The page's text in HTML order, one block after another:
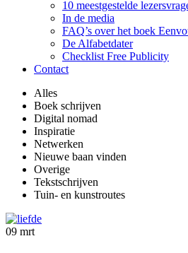
10 meestgestelde
In de media
FAQ’s over het boek
De Alfabetdater
Checklist Free Publicity
Contact
Alles
Boek schrijven
Digital nomad
Inspiratie
Netwerken
Nieuwe baan vinden
Overige
Tekstschrijven
Tuin- en kunstroutes
09 mrt